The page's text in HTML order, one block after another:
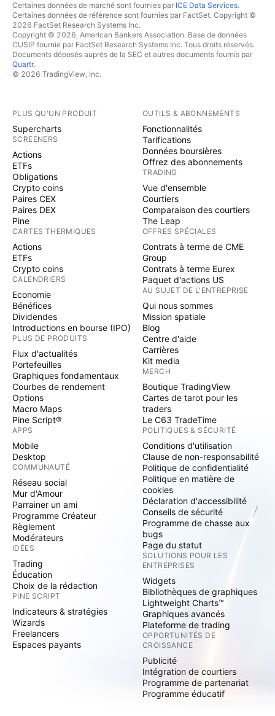
Certaines données de marché sont fournies par ICE Data Services.
Certaines données de référence sont fournies par FactSet. Copyright ©
2026 FactSet Research Systems Inc.
Copyright © 2026, American Bankers Association. Base de données
CUSIP fournie par FactSet Research Systems Inc. Tous droits réservés.
Documents déposés auprès de la SEC et autres documents fournis par
Quartr.
© 2026 TradingView, Inc.
PLUS QU'UN PRODUIT
Supercharts
SCREENERS
Actions
ETFs
Obligations
Crypto coins
Paires CEX
Paires DEX
Pine
CARTES THERMIQUES
Actions
ETFs
Crypto coins
CALENDRIERS
Economie
Bénéfices
Dividendes
Introductions en bourse (IPO)
PLUS DE PRODUITS
Flux d'actualités
Portefeuilles
Graphiques fondamentaux
Courbes de rendement
Options
Macro Maps
Pine Script®
APPS
Mobile
Desktop
COMMUNAUTÉ
Réseau social
Mur d'Amour
Parrainer un ami
Programme Créateur
Règlement
Modérateurs
IDÉES
Trading
Éducation
Choix de la rédaction
PINE SCRIPT
Indicateurs & stratégies
Wizards
Freelancers
Espaces payants
OUTILS & ABONNEMENTS
Fonctionnalités
Tarifications
Données boursières
Offrez des abonnements
TRADING
Vue d'ensemble
Courtiers
Comparaison des courtiers
The Leap
OFFRES SPÉCIALES
Contrats à terme de CME
Group
Contrats à terme Eurex
Paquet d'actions US
AU SUJET DE L'ENTREPRISE
Qui nous sommes
Mission spatiale
Blog
Centre d'aide
Carrières
Kit media
MERCH
Boutique TradingView
Cartes de tarot pour les
traders
Le C63 TradeTime
POLITIQUES & SÉCURITÉ
Conditions d'utilisation
Clause de non-responsabilité
Politique de confidentialité
Politique en matière de
cookies
Déclaration d'accessibilité
Conseils de sécurité
Programme de chasse aux
bugs
Page du statut
SOLUTIONS POUR LES
ENTREPRISES
Widgets
Bibliothèques de graphiques
Lightweight Charts™
Graphiques avancés
Plateforme de trading
OPPORTUNITÉS DE
CROISSANCE
Publicité
Intégration de courtiers
Programme de partenariat
Programme éducatif